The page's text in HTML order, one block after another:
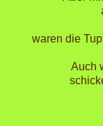
waren die
Auch